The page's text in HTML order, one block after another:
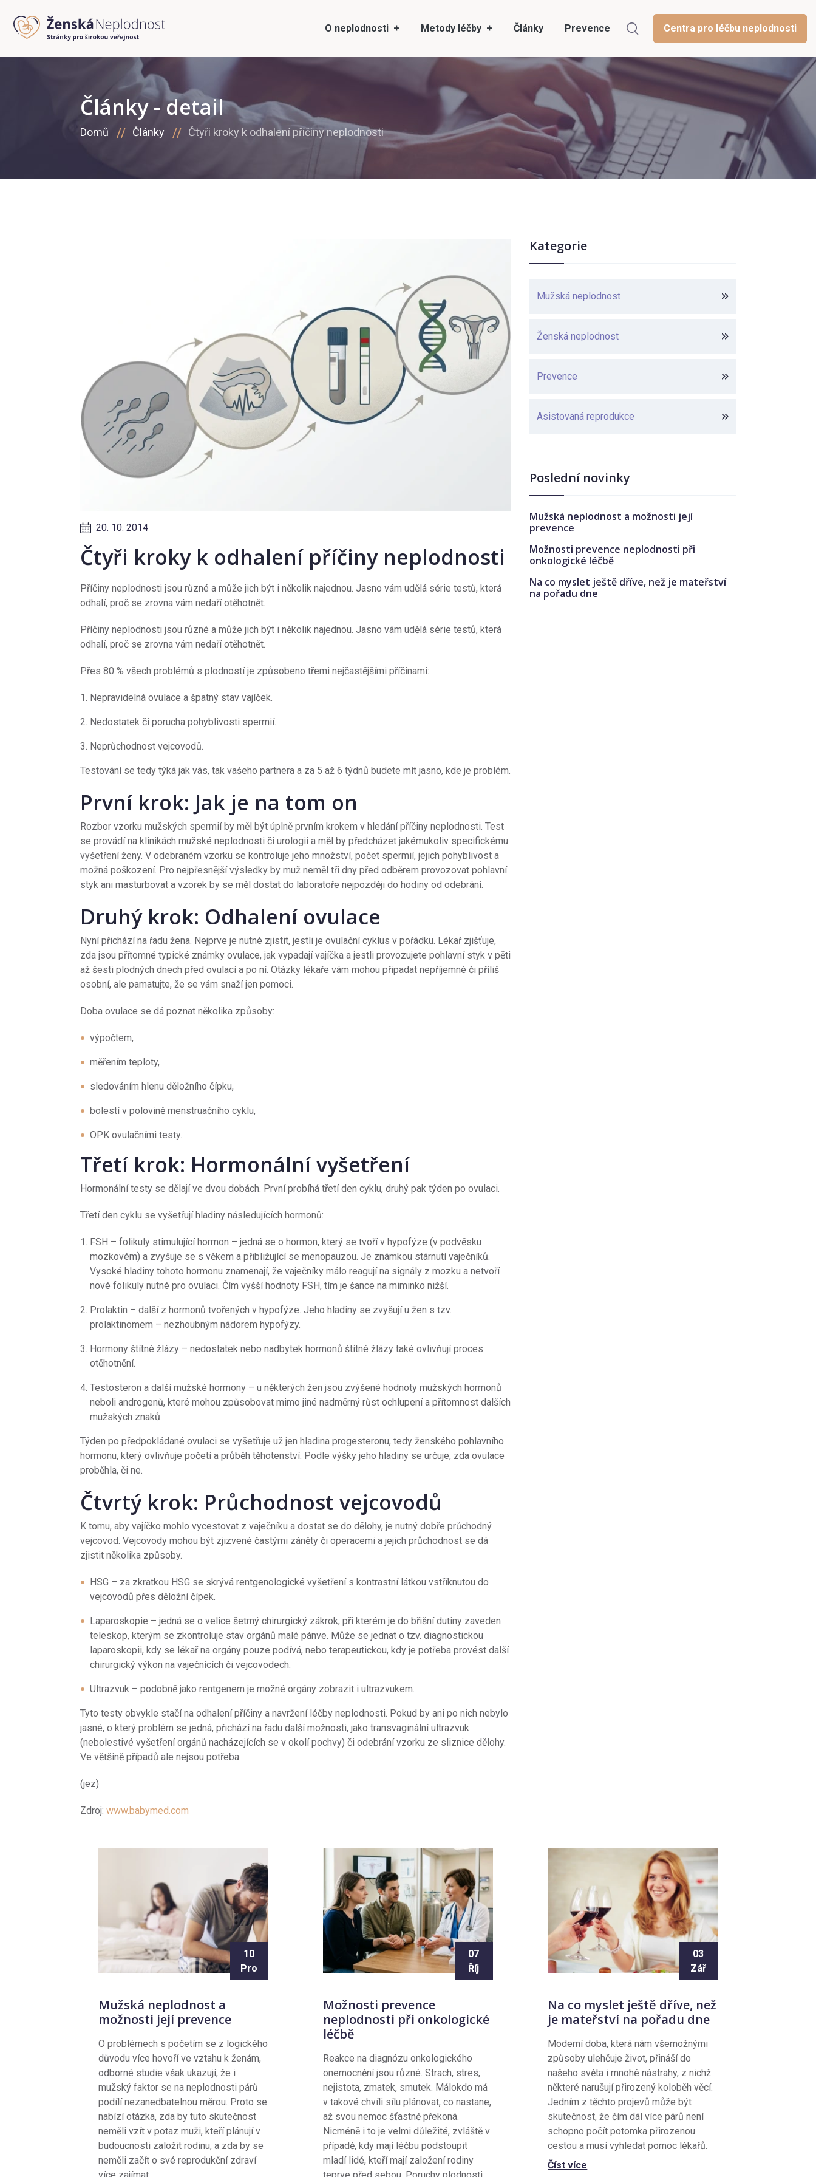
O neplodnosti Metody léčby Články Prevence Centra pro léčbu neplodnosti
Články - detail
Domů Články Čtyři kroky k odhalení příčiny neplodnosti
20. 10. 2014
Čtyři kroky k odhalení příčiny neplodnosti
Příčiny neplodnosti jsou různé a může jich být i několik najednou. Jasno vám udělá série testů, která
odhalí, proč se zrovna vám nedaří otěhotnět.
Příčiny neplodnosti jsou různé a může jich být i několik najednou. Jasno vám udělá série testů, která
odhalí, proč se zrovna vám nedaří otěhotnět.
Přes 80 % všech problémů s plodností je způsobeno třemi nejčastějšími příčinami:
Nepravidelná ovulace a špatný stav vajíček.
Nedostatek či porucha pohyblivosti spermií.
Neprůchodnost vejcovodů.
Testování se tedy týká jak vás, tak vašeho partnera a za 5 až 6 týdnů budete mít jasno, kde je problém.
První krok: Jak je na tom on
Rozbor vzorku mužských spermií by měl být úplně prvním krokem v hledání příčiny neplodnosti. Test
se provádí na klinikách mužské neplodnosti či urologii a měl by předcházet jakémukoliv specifickému
vyšetření ženy. V odebraném vzorku se kontroluje jeho množství, počet spermií, jejich pohyblivost a
možná poškození. Pro nejpřesnější výsledky by muž neměl tři dny před odběrem provozovat pohlavní
styk ani masturbovat a vzorek by se měl dostat do laboratoře nejpozději do hodiny od odebrání.
Druhý krok: Odhalení ovulace
Nyní přichází na řadu žena. Nejprve je nutné zjistit, jestli je ovulační cyklus v pořádku. Lékař zjišťuje,
zda jsou přítomné typické známky ovulace, jak vypadají vajíčka a jestli provozujete pohlavní styk v pěti
až šesti plodných dnech před ovulací a po ní. Otázky lékaře vám mohou připadat nepříjemné či příliš
osobní, ale pamatujte, že se vám snaží jen pomoci.
Doba ovulace se dá poznat několika způsoby:
výpočtem,
měřením teploty,
sledováním hlenu děložního čípku,
bolestí v polovině menstruačního cyklu,
OPK ovulačními testy.
Třetí krok: Hormonální vyšetření
Hormonální testy se dělají ve dvou dobách. První probíhá třetí den cyklu, druhý pak týden po ovulaci.
Třetí den cyklu se vyšetřují hladiny následujících hormonů:
FSH – folikuly stimulující hormon – jedná se o hormon, který se tvoří v hypofýze (v podvěsku
mozkovém) a zvyšuje se s věkem a přibližující se menopauzou. Je známkou stárnutí vaječníků.
Vysoké hladiny tohoto hormonu znamenají, že vaječníky málo reagují na signály z mozku a netvoří
nové folikuly nutné pro ovulaci. Čím vyšší hodnoty FSH, tím je šance na miminko nižší.
Prolaktin – další z hormonů tvořených v hypofýze. Jeho hladiny se zvyšují u žen s tzv.
prolaktinomem – nezhoubným nádorem hypofýzy.
Hormony štítné žlázy – nedostatek nebo nadbytek hormonů štítné žlázy také ovlivňují proces
otěhotnění.
Testosteron a další mužské hormony – u některých žen jsou zvýšené hodnoty mužských hormonů
neboli androgenů, které mohou způsobovat mimo jiné nadměrný růst ochlupení a přítomnost dalších
mužských znaků.
Týden po předpokládané ovulaci se vyšetřuje už jen hladina progesteronu, tedy ženského pohlavního
hormonu, který ovlivňuje početí a průběh těhotenství. Podle výšky jeho hladiny se určuje, zda ovulace
proběhla, či ne.
Čtvrtý krok: Průchodnost vejcovodů
K tomu, aby vajíčko mohlo vycestovat z vaječníku a dostat se do dělohy, je nutný dobře průchodný
vejcovod. Vejcovody mohou být zjizvené častými záněty či operacemi a jejich průchodnost se dá
zjistit několika způsoby.
HSG – za zkratkou HSG se skrývá rentgenologické vyšetření s kontrastní látkou vstříknutou do
vejcovodů přes děložní čípek.
Laparoskopie – jedná se o velice šetrný chirurgický zákrok, při kterém je do břišní dutiny zaveden
teleskop, kterým se zkontroluje stav orgánů malé pánve. Může se jednat o tzv. diagnostickou
laparoskopii, kdy se lékař na orgány pouze podívá, nebo terapeutickou, kdy je potřeba provést další
chirurgický výkon na vaječnících či vejcovodech.
Ultrazvuk – podobně jako rentgenem je možné orgány zobrazit i ultrazvukem.
Tyto testy obvykle stačí na odhalení příčiny a navržení léčby neplodnosti. Pokud by ani po nich nebylo
jasné, o který problém se jedná, přichází na řadu další možnosti, jako transvaginální ultrazvuk
(nebolestivé vyšetření orgánů nacházejících se v okolí pochvy) či odebrání vzorku ze sliznice dělohy.
Ve většině případů ale nejsou potřeba.
(jez)
Zdroj: www.babymed.com
Kategorie
Mužská neplodnost
Ženská neplodnost
Prevence
Asistovaná reprodukce
Poslední novinky
Mužská neplodnost a možnosti její
prevence
Možnosti prevence neplodnosti při
onkologické léčbě
Na co myslet ještě dříve, než je mateřství
na pořadu dne
10
Pro
Mužská neplodnost a
možnosti její prevence
O problémech s početím se z logického
důvodu více hovoří ve vztahu k ženám,
odborné studie však ukazují, že i
mužský faktor se na neplodnosti párů
podílí nezanedbatelnou měrou. Proto se
nabízí otázka, zda by tuto skutečnost
neměli vzít v potaz muži, kteří plánují v
budoucnosti založit rodinu, a zda by se
neměli začít o své reprodukční zdraví
07
Říj
Možnosti prevence
neplodnosti při onkologické
léčbě
Reakce na diagnózu onkologického
onemocnění jsou různé. Strach, stres,
nejistota, zmatek, smutek. Málokdo má
v takové chvíli sílu plánovat, co nastane,
až svou nemoc šťastně překoná.
Nicméně i to je velmi důležité, zvláště v
případě, kdy mají léčbu podstoupit
mladí lidé, kteří mají založení rodiny
03
Zář
Na co myslet ještě dříve, než
je mateřství na pořadu dne
Moderní doba, která nám všemožnými
způsoby ulehčuje život, přináší do
našeho světa i mnohé nástrahy, z nichž
některé narušují přirozený koloběh věcí.
Jedním z těchto projevů může být
skutečnost, že čím dál více párů není
schopno počít potomka přirozenou
cestou a musí vyhledat pomoc lékařů.
Číst více